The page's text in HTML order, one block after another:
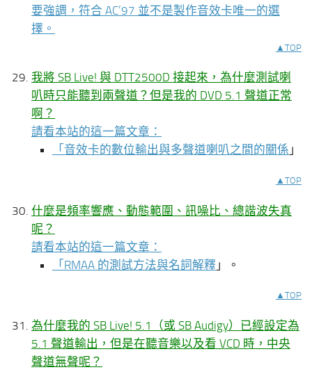
要強調，符合 AC’97 並不是製作音效卡唯一的選
擇。
▲TOP
我將 SB Live! 與 DTT2500D 接起來，為什麼測試喇
叭時只能聽到兩聲道？但是我的 DVD 5.1 聲道正常
啊？
請看本站的這一篇文章：
「 音效卡的數位輸出與多聲道喇叭之間的關係 」
▲TOP
什麼是頻率響應、動態範圍、訊噪比、總諧波失真
呢？
請看本站的這一篇文章：
「RMAA 的測試方法與名詞解釋 」。
▲TOP
為什麼我的 SB Live! 5.1（或 SB Audigy）已經設定為
5.1 聲道輸出，但是在聽音樂以及看 VCD 時，中央
聲道無聲呢？